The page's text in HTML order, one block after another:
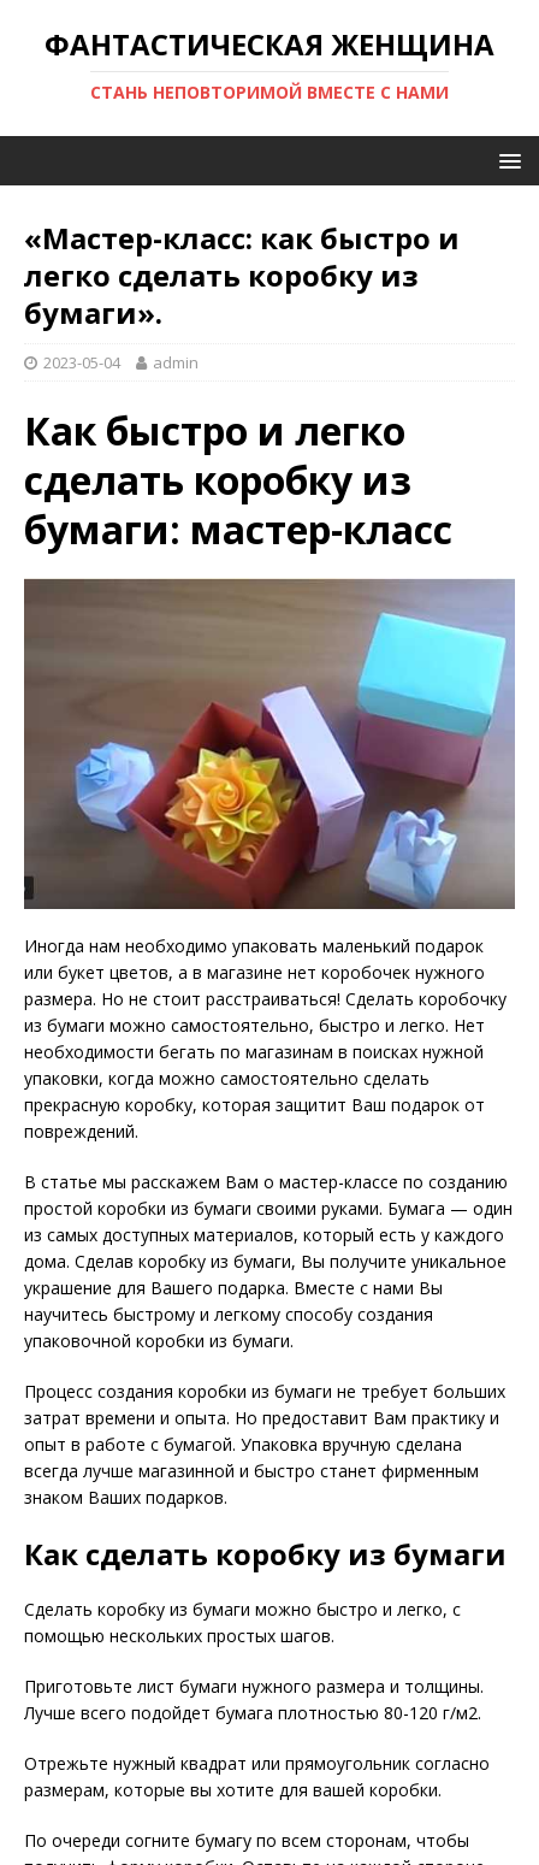
ФАНТАСТИЧЕСКАЯ ЖЕНЩИНА
СТАНЬ НЕПОВТОРИМОЙ ВМЕСТЕ С НАМИ
«Мастер-класс: как быстро и
легко сделать коробку из
бумаги».
2023-05-04 admin
Как быстро и легко
сделать коробку из
бумаги: мастер-класс
Иногда нам необходимо упаковать маленький подарок
или букет цветов, а в магазине нет коробочек нужного
размера. Но не стоит расстраиваться! Сделать коробочку
из бумаги можно самостоятельно, быстро и легко. Нет
необходимости бегать по магазинам в поисках нужной
упаковки, когда можно самостоятельно сделать
прекрасную коробку, которая защитит Ваш подарок от
повреждений.
В статье мы расскажем Вам о мастер-классе по созданию
простой коробки из бумаги своими руками. Бумага — один
из самых доступных материалов, который есть у каждого
дома. Сделав коробку из бумаги, Вы получите уникальное
украшение для Вашего подарка. Вместе с нами Вы
научитесь быстрому и легкому способу создания
упаковочной коробки из бумаги.
Процесс создания коробки из бумаги не требует больших
затрат времени и опыта. Но предоставит Вам практику и
опыт в работе с бумагой. Упаковка вручную сделана
всегда лучше магазинной и быстро станет фирменным
знаком Ваших подарков.
Как сделать коробку из бумаги
Сделать коробку из бумаги можно быстро и легко, с
помощью нескольких простых шагов.
Приготовьте лист бумаги нужного размера и толщины.
Лучше всего подойдет бумага плотностью 80-120 г/м2.
Отрежьте нужный квадрат или прямоугольник согласно
размерам, которые вы хотите для вашей коробки.
По очереди согните бумагу по всем сторонам, чтобы